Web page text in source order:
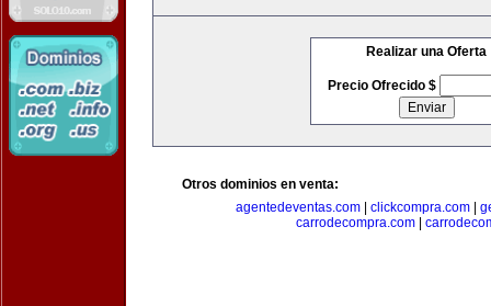
Realizar una Oferta
Precio Ofrecido $
Otros dominios en venta:
agentedeventas.com| clickcompra.com|
carrodecompra.com|